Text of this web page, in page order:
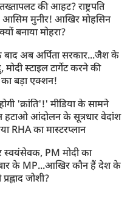
की आहट? राष्ट्रपति
आसिम मुनीर! आखिर मोहसिन
बनाया मोहरा?
अब अर्पिता सरकार...जैश के
मोदी स्टाइल टार्गेट करने की
का बड़ा एक्शन!
'क्रांति'!' मीडिया के सामने
हटाओ आंदोलन के सूत्रधार वेदांश
RHA का मास्टरप्लान
स्वयंसेवक, PM मोदी का
के MP...आखिर कौन हैं देश के
जोशी?